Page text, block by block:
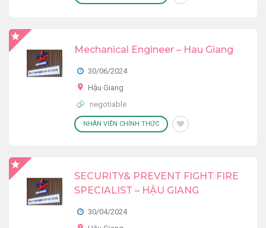
Mechanical Engineer – Hau Giang
30/06/2024
Hậu Giang
negotiable
NHÂN VIÊN CHÍNH THỨC
SECURITY& PREVENT FIGHT FIRE
SPECIALIST – HẬU GIANG
30/04/2024